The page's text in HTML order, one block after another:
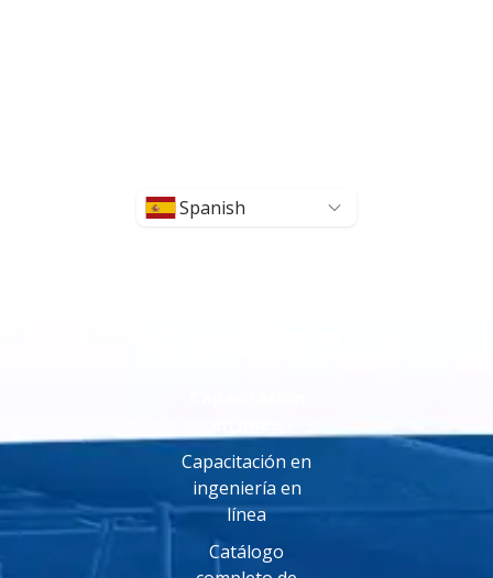
Spanish
Capacitación en
ingeniería en
línea
Catálogo